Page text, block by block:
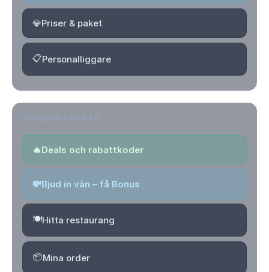
💎Priser & paket
📋Personalliggare
🔥Deals och rabattkoder
💸Bjud in vän – få Bonus
🍽️Hitta restaurang
📦Mina order